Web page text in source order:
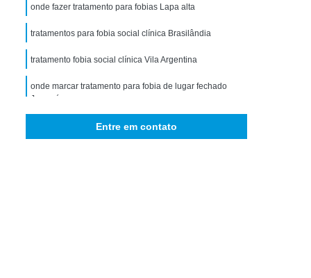
de Ansiedade Generalizada
para Ansiedade
em Dependência
em Dependência de Drogas
em Dependência de álcool
Comorbidade Psiquiátrica
onde fazer tratamento para fobias Lapa alta
tratamentos para fobia social clínica Brasilândia
tratamento fobia social clínica Vila Argentina
onde marcar tratamento para fobia de lugar fechado
Jacareí
onde marcar tratamento fobia Jardim Brasil
Entre em contato